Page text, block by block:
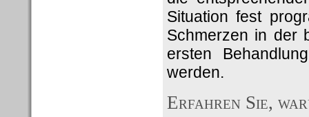
Situation fest
Schmerzen in der
ersten
werden.
Erfahren Sie,